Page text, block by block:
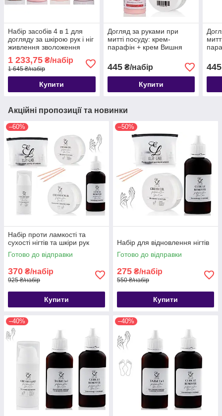
Набір засобів 4 в 1 для
догляду за шкірою рук і ніг
живлення зволоження
скраб маска крем
ВЕЛИКИЙ Elit Lab вишня
1 233,75 ₴/набір
1 645 ₴/набір
Купити
Догляд за руками при
митті посуду: крем-
парафін + крем Вишня
445₴/набір
Купити
445
Акційні пропозиції та новинки
–60%
Набір проти ламкості та
сухості нігтів та шкіри рук
Готово до відправки
370 ₴/набір
925 ₴/набір
Купити
–50%
Набір для відновлення нігтів
Готово до відправки
275 ₴/набір
550 ₴/набір
Купити
–40% –40%